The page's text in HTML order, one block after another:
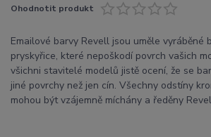
Ohodnotit produkt
Emailové barvy Revell jsou uměle vyráběné
pryskyřice, které nepoškodí povrch vašich
všichni stavitelé modelů jistě ocení, že se
jiné povrchy než jen cín. Všechny odstíny
mohou být vzájemně míchány a ředěny